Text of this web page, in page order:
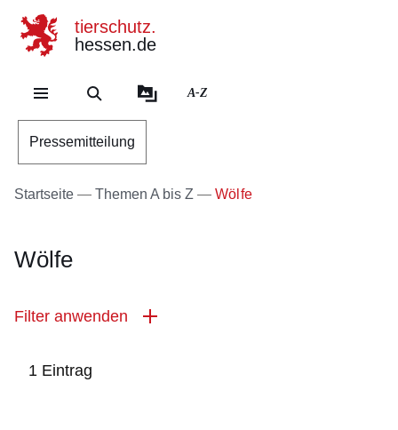
tierschutz.
hessen.de
A-Z
Pressemitteilung
Startseite Themen A bis Z Wölfe
Wölfe
Filter anwenden
1 Eintrag